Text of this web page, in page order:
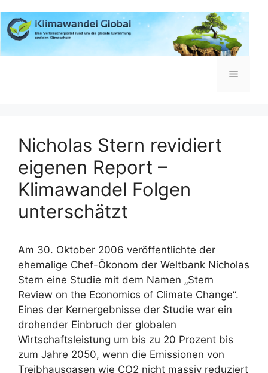
Inhalt
springen
Menü
Nicholas Stern revidiert
eigenen Report –
Klimawandel Folgen
unterschätzt
Am 30. Oktober 2006 veröffentlichte der
ehemalige Chef-Ökonom der Weltbank Nicholas
Stern eine Studie mit dem Namen „Stern
Review on the Economics of Climate Change“.
Eines der Kernergebnisse der Studie war ein
drohender Einbruch der globalen
Wirtschaftsleistung um bis zu 20 Prozent bis
zum Jahre 2050, wenn die Emissionen von
Treibhausgasen wie CO2 nicht massiv reduziert